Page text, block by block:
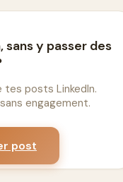
sans y passer des
posts LinkedIn.
engagement.
post